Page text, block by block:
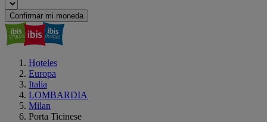
Confirmar mi moneda
Hoteles
Europa
Italia
LOMBARDIA
Milan
Porta Ticinese